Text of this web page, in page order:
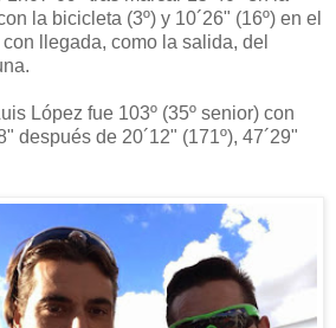
la bicicleta (3º) y 10´26" (16º) en el
llegada, como la salida, del
López fue 103º (35º senior) con
después de 20´12" (171º), 47´29"